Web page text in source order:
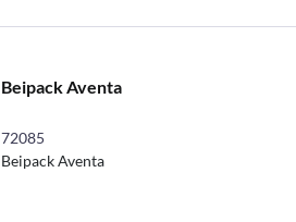
Beipack Aventa
72085
Beipack Aventa